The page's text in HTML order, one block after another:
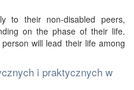
to their non-disabled peers,
on the phase of their life.
will lead their life among
i praktycznych w